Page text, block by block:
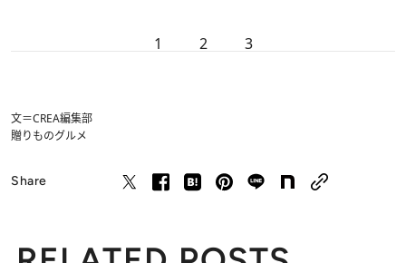
1 2 3
文＝CREA編集部
贈りものグルメ
Share